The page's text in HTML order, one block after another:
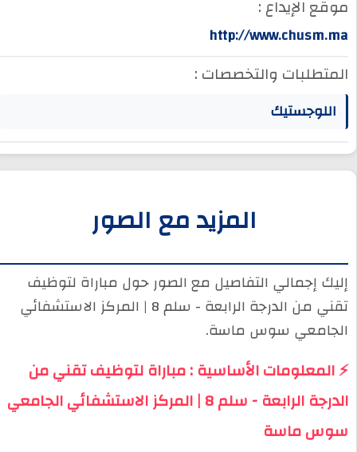
موقع الإيداع :
http://www.chusm.ma
المتطلبات والتخصصات :
اللوجستيك
المزيد مع الصور
إليك إجمالي التفاصيل مع الصور حول مباراة لتوظيف
تقني من الدرجة الرابعة - سلم 8 | المركز الاستشفائي
الجامعي سوس ماسة.
⚡ المعلومات الأساسية : مباراة لتوظيف تقني من
الدرجة الرابعة - سلم 8 | المركز الاستشفائي الجامعي
سوس ماسة